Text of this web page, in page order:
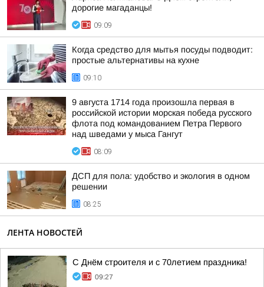
дорогие магаданцы!
09:09
Когда средство для мытья посуды подводит:
простые альтернативы на кухне
09:10
9 августа 1714 года произошла первая в
российской истории морская победа русского
флота под командованием Петра Первого
над шведами у мыса Гангут
08:09
ДСП для пола: удобство и экология в одном
решении
08:25
ЛЕНТА НОВОСТЕЙ
С Днём строителя и с 70летием праздника!
09:27